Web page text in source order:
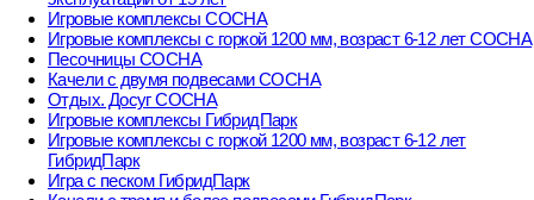
Игровые комплексы СОСНА
Игровые комплексы с горкой 1200 мм, возраст 6-12 лет СОСНА
Песочницы СОСНА
Качели с двумя подвесами СОСНА
Отдых. Досуг СОСНА
Игровые комплексы ГибридПарк
Игровые комплексы с горкой 1200 мм, возраст 6-12 лет
ГибридПарк
Игра с песком ГибридПарк